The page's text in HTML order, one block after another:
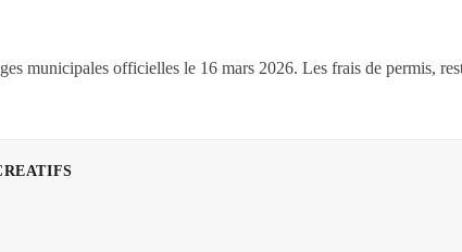
municipales officielles le 16 mars 2026. Les frais de permis,